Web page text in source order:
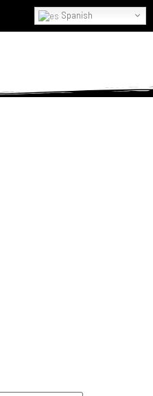
Spanish